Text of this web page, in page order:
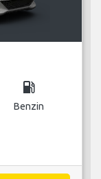
local_gas_station
Benzin